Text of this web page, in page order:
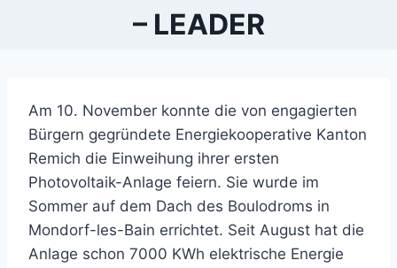
– LEADER
Am 10. November konnte die von engagierten
Bürgern gegründete Energiekooperative Kanton
Remich die Einweihung ihrer ersten
Photovoltaik-Anlage feiern. Sie wurde im
Sommer auf dem Dach des Boulodroms in
Mondorf-les-Bain errichtet. Seit August hat die
Anlage schon 7000 KWh elektrische Energie